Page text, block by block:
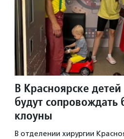
В Красноярске
будут сопровождать
клоуны
В отделении хирургии